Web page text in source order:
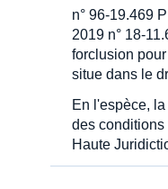
n° 96-19.469
2019 n° 18-
forclusion
situe dans le
En l'espèce,
des
Haute